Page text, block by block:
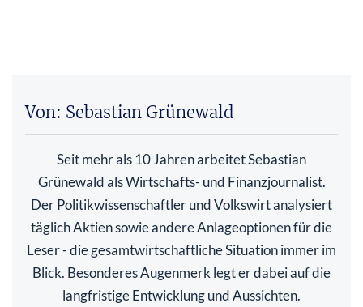
Von: Sebastian Grünewald
Seit mehr als 10 Jahren arbeitet Sebastian
Grünewald als Wirtschafts- und Finanzjournalist.
Der Politikwissenschaftler und Volkswirt analysiert
täglich Aktien sowie andere Anlageoptionen für die
Leser - die gesamtwirtschaftliche Situation immer im
Blick. Besonderes Augenmerk legt er dabei auf die
langfristige Entwicklung und Aussichten.